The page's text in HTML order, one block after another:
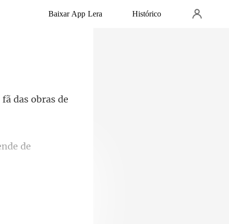
Baixar App Lera Histórico